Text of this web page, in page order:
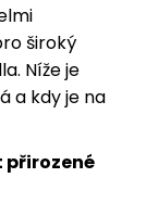
široký
Níže je
a kdy je na
přirozené